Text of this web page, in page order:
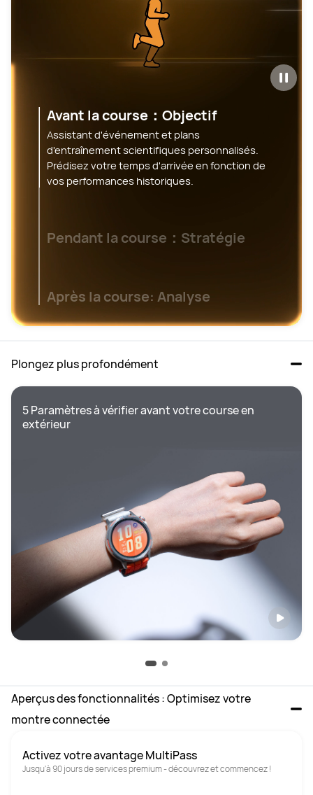
Avant la course：Objectif
Assistant d'événement et plans
d'entraînement scientifiques personnalisés.
Prédisez votre temps d'arrivée en fonction de
vos performances historiques.
Pendant la course：Stratégie
Après la course: Analyse
Plongez plus profondément
5 Paramètres à vérifier avant votre course en
extérieur
Aperçus des fonctionnalités : Optimisez votre
montre connectée
Activez votre avantage MultiPass
Jusqu'à 90 jours de services premium - découvrez et commencez !